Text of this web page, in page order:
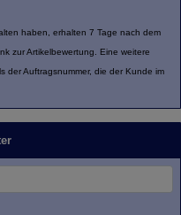
haben, erhalten 7 Tage nach dem
zur Artikelbewertung. Eine weitere
der Auftragsnummer, die der Kunde im